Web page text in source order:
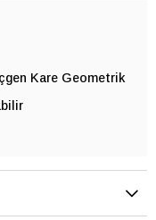
Kare Geometrik